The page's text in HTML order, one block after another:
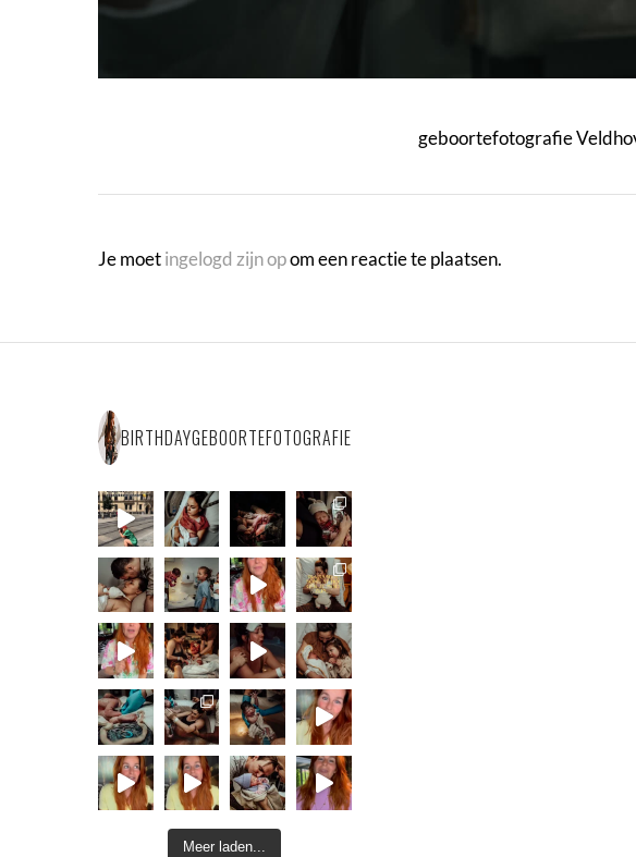
geboortefotografie
Je moetingelogd zijn opom een reactie te plaatsen.
BIRTHDAYGEBOORTEFOTOGRAFIE
Meer laden...